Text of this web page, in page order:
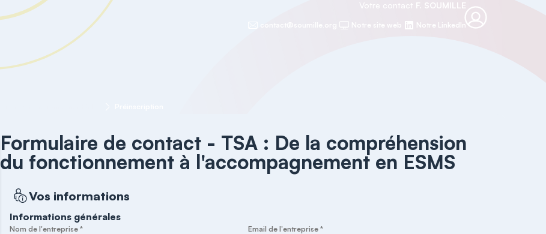
Votre contact F. SOUMILLE
Notre site web Notre LinkedIn
Formulaire de contact - TSA : De la compréhension
du fonctionnement à l'accompagnement en ESMS
Vos informations
Informations générales
Nom de l'entreprise * Email de l'entreprise *